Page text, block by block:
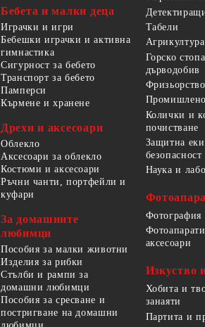
Бебета и малки деца
Играчки и игри
Бебешки играчки и активна
гимнастика
Сигурност за бебето
Транспорт за бебето
Памперси
Кърмене и хранене
Дрехи и аксесоари
Облекло
Аксесоари за облекло
Костюми и аксесоари
Ръчни чанти, портфейли и
куфари
За домашните
любимци
Пособия за малки животни
Изделия за рибки
Стълби и рампи за
домашни любимци
Пособия за сресване и
постригване на домашни
Табели
Агрикултура
Горско
дърводобив
Колички и
почистване
Защитна
Наука и
Фотография
аксесоари
Изкуство
Хобита и
занаяти
Партита и